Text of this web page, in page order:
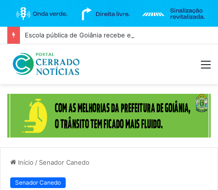
Início / Senador Canedo
Senador Canedo